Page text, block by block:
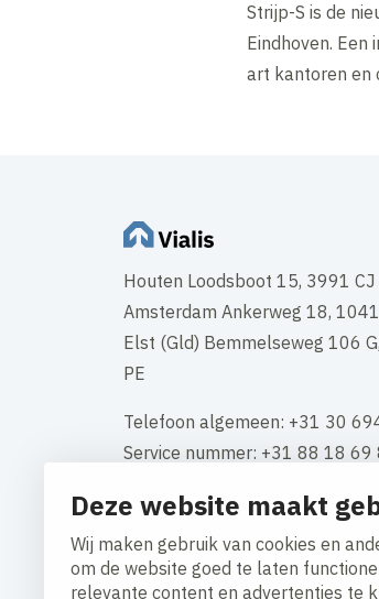
Deze website maakt
Wij maken gebruik van cookies en
om de website goed te laten
relevante content en advertenties te
Strijp-S is de
Eindhoven.
art kantoren en
Houten Loodsboot 15, 3991 CJ
Amsterdam Ankerweg 18,
Elst (Gld) Bemmelseweg 106
PE
Telefoon algemeen: +31 30
Service nummer: +31 88 18 69
KVK-nummer: 34117661
BTW: NL 808549534B01
Contact